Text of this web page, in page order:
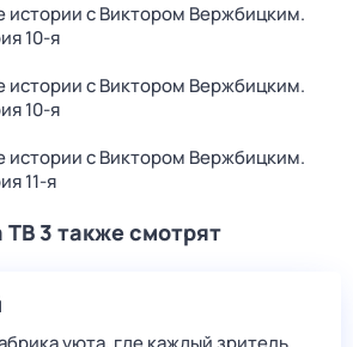
истории с Виктoром Bержбицким.
10-я
истории с Виктoром Bержбицким.
10-я
истории с Виктoром Bержбицким.
11-я
ТВ 3 также смотрят